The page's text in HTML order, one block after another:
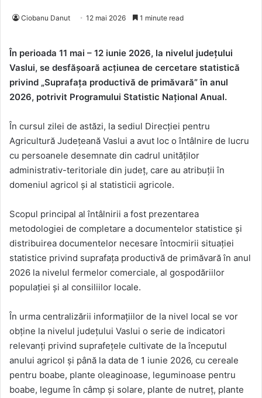
Ciobanu Danut 12 mai 2026 1 minute read
În perioada 11 mai – 12 iunie 2026, la nivelul județului
Vaslui, se desfășoară acțiunea de cercetare statistică
privind „Suprafața productivă de primăvară” în anul
2026, potrivit Programului Statistic Național Anual.
În cursul zilei de astăzi, la sediul Direcției pentru
Agricultură Județeană Vaslui a avut loc o întâlnire de lucru
cu persoanele desemnate din cadrul unităților
administrativ-teritoriale din județ, care au atribuții în
domeniul agricol și al statisticii agricole.
Scopul principal al întâlnirii a fost prezentarea
metodologiei de completare a documentelor statistice și
distribuirea documentelor necesare întocmirii situației
statistice privind suprafața productivă de primăvară în anul
2026 la nivelul fermelor comerciale, al gospodăriilor
populației și al consiliilor locale.
În urma centralizării informațiilor de la nivel local se vor
obține la nivelul județului Vaslui o serie de indicatori
relevanți privind suprafețele cultivate de la începutul
anului agricol și până la data de 1 iunie 2026, cu cereale
pentru boabe, plante oleaginoase, leguminoase pentru
boabe, legume în câmp și solare, plante de nutreț, plante